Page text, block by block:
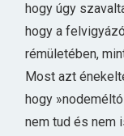
hogy úgy
hogy a
rémületében,
Most azt
hogy
nem tud és nem